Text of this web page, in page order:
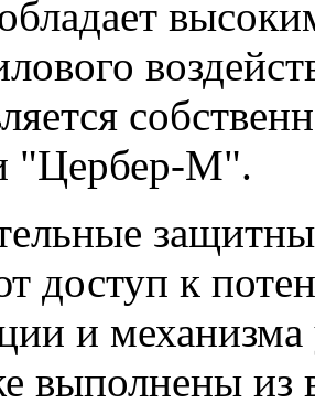
"Цербер-М".
доступ к
и
выполнены из